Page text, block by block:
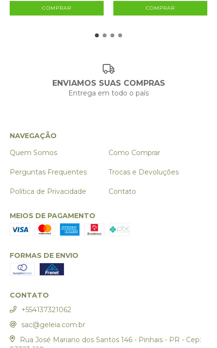
ENVIAMOS SUAS COMPRAS
Entrega em todo o país
NAVEGAÇÃO
Quem Somos
Como Comprar
Perguntas Frequentes Trocas e Devoluções
Política de Privacidade Contato
MEIOS DE PAGAMENTO
FORMAS DE ENVIO
CONTATO
+554137321062
sac@geleia.com.br
Rua José Mariano dos Santos 146 - Pinhais - PR - Cep: